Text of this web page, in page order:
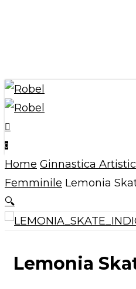
search
account
0
Menu
Home Ginnastica
Femminile Lemonia
🔍
Lemonia